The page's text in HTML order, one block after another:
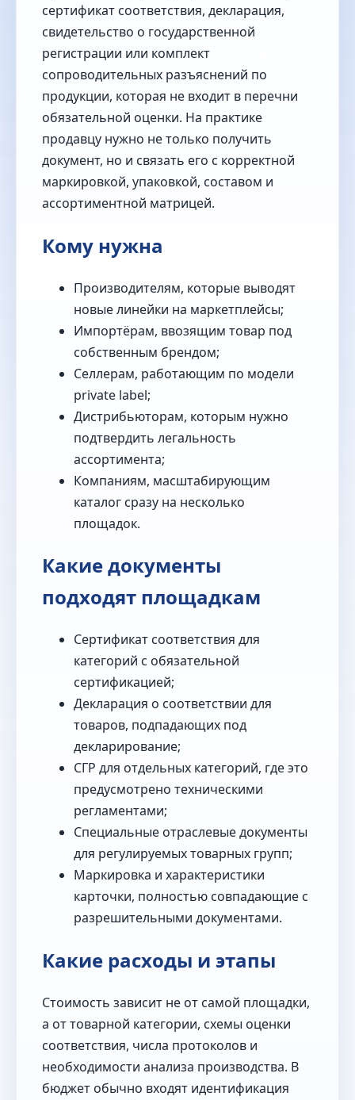
сертификат соответствия, декларация,
свидетельство о государственной
регистрации или комплект
сопроводительных разъяснений по
продукции, которая не входит в перечни
обязательной оценки. На практике
продавцу нужно не только получить
документ, но и связать его с корректной
маркировкой, упаковкой, составом и
ассортиментной матрицей.
Кому нужна
Производителям, которые выводят
новые линейки на маркетплейсы;
Импортёрам, ввозящим товар под
собственным брендом;
Селлерам, работающим по модели
private label;
Дистрибьюторам, которым нужно
подтвердить легальность
ассортимента;
Компаниям, масштабирующим
каталог сразу на несколько
площадок.
Какие документы
подходят площадкам
Сертификат соответствия для
категорий с обязательной
сертификацией;
Декларация о соответствии для
товаров, подпадающих под
декларирование;
СГР для отдельных категорий, где это
предусмотрено техническими
регламентами;
Специальные отраслевые документы
для регулируемых товарных групп;
Маркировка и характеристики
карточки, полностью совпадающие с
разрешительными документами.
Какие расходы и этапы
Стоимость зависит не от самой площадки,
а от товарной категории, схемы оценки
соответствия, числа протоколов и
необходимости анализа производства. В
бюджет обычно входят идентификация